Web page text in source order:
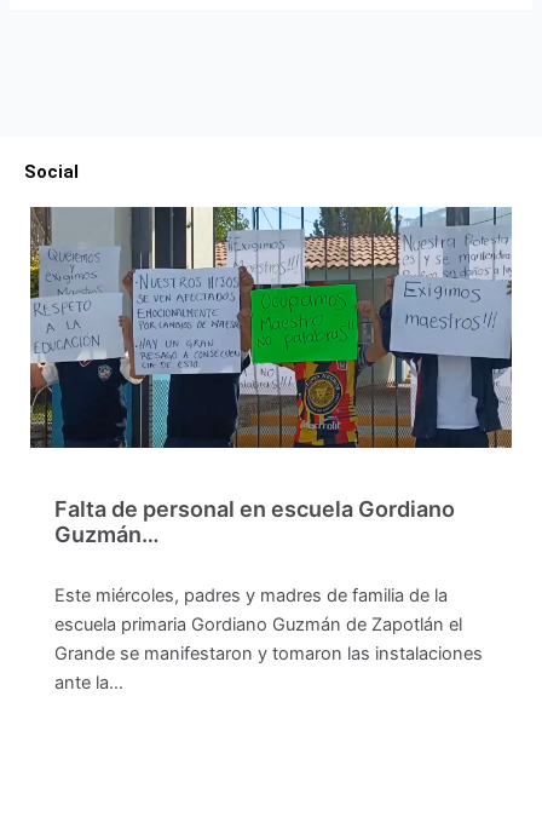
Social
Falta de personal en escuela Gordiano
Guzmán…
Este miércoles, padres y madres de familia de la
escuela primaria Gordiano Guzmán de Zapotlán el
Grande se manifestaron y tomaron las instalaciones
ante la…